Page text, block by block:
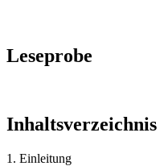
Leseprobe
Inhaltsverzeichnis
1. Einleitung